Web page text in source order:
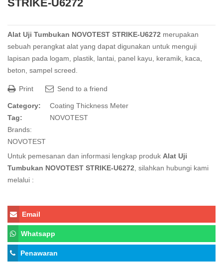
STRIKE-U6272
Alat Uji Tumbukan NOVOTEST STRIKE-U6272 merupakan
sebuah perangkat alat yang dapat digunakan untuk menguji
lapisan pada logam, plastik, lantai, panel kayu, keramik, kaca,
beton, sampel screed.
Print Send to a friend
Category:
Coating Thickness Meter
Tag:
NOVOTEST
Brands:
NOVOTEST
Untuk pemesanan dan informasi lengkap produk Alat Uji
Tumbukan NOVOTEST STRIKE-U6272 , silahkan hubungi kami
melalui :
Email
Whatsapp
Penawaran